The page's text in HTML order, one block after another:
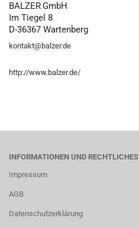
BALZERGmbH
Im Tiegel 8
D-36367 Wartenberg
kontakt@balzer.de
http://www.balzer.de/
INFORMATIONEN UND RECHTLICHES
Impressum
AGB
Datenschutzerklärung